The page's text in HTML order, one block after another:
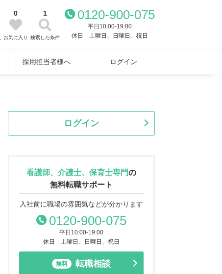
0
お気に入り
1
検索した条件
0120-900-075
平日10:00-19:00
休日 土曜日、日曜日、祝日
採用担当者様へ ログイン
ログイン
看護師、介護士、保育士専門の
無料転職サポート
入社前に職場の雰囲気などが分かります
0120-900-075
平日10:00-19:00
休日 土曜日、日曜日、祝日
無料 転職相談